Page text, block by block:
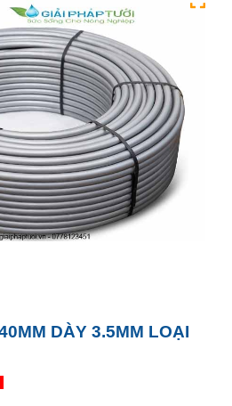
DÀY 3.5MM LOẠI